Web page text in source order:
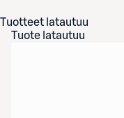
Tuotteet latautuu
Tuote latautuu